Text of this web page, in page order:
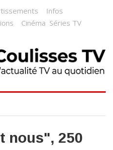
Infos
Cinéma Séries TV
nous", 250